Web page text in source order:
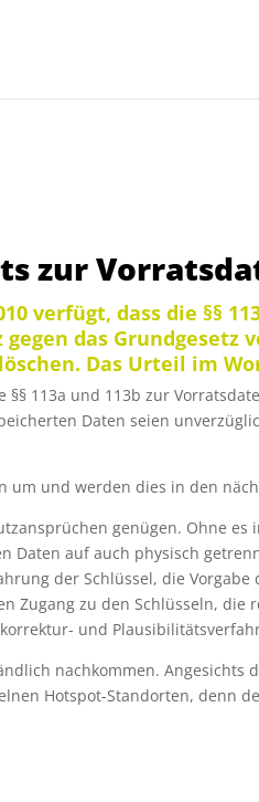
zur
verfügt, dass die §§
das Grundgesetz
Das Urteil im
113a und 113b zur
Daten seien
und werden dies in den
genügen. Ohne
Daten auf auch physisch
der Schlüssel, die
zu den Schlüsseln, die
und
nachkommen.
Hotspot-Standorten, denn